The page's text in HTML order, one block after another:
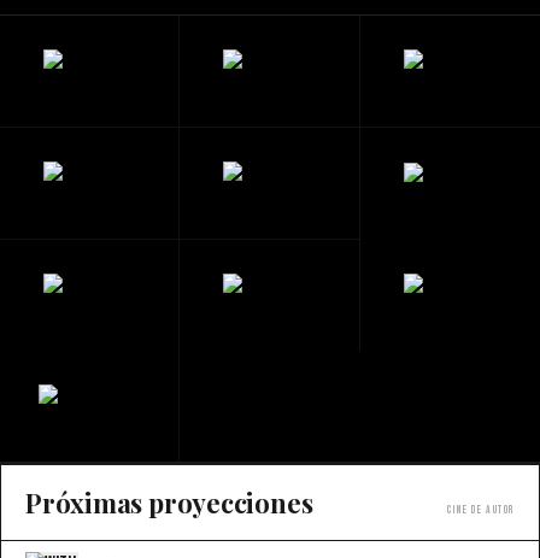
Próximas proyecciones Cine de autor